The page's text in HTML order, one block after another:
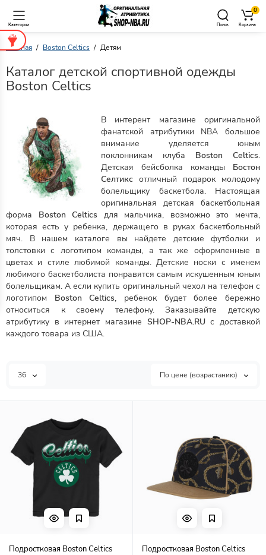
Категории Поиск
0
Корзина
Главная Boston Celtics Детям
Каталог детской спортивной одежды
Boston Celtics
В интерент магазине оригинальной
фанатской атрибутики NBA большое
внимание уделяется юным
поклонникам клуба Boston Celtics.
Детская бейсболка команды Бостон
Селтикс отличный подарок молодому
болельщику баскетбола. Настоящая
оригинальная детская баскетбольная
форма Boston Celtics для мальчика, возможно это мечта,
которая есть у ребенка, держащего в руках баскетбольный
мяч. В нашем каталоге вы найдете детские футболки и
толстовки с логотипом команды, а так же оформленные в
цветах и стиле любимой команды. Детские носки с именем
любимого баскетболиста понравятся самым искушенным юным
болельщикам. А если купить оригинальный чехол на телефон с
логотипом Boston Celtics, ребенок будет более бережно
относиться к своему телефону. Заказывайте детскую
атрибутику в интернет магазине SHOP-NBA.RUс доставкой
каждого товара из США.
36 По цене (возрастанию)
Подростковая Boston Celtics
Подростковая Boston Celtics